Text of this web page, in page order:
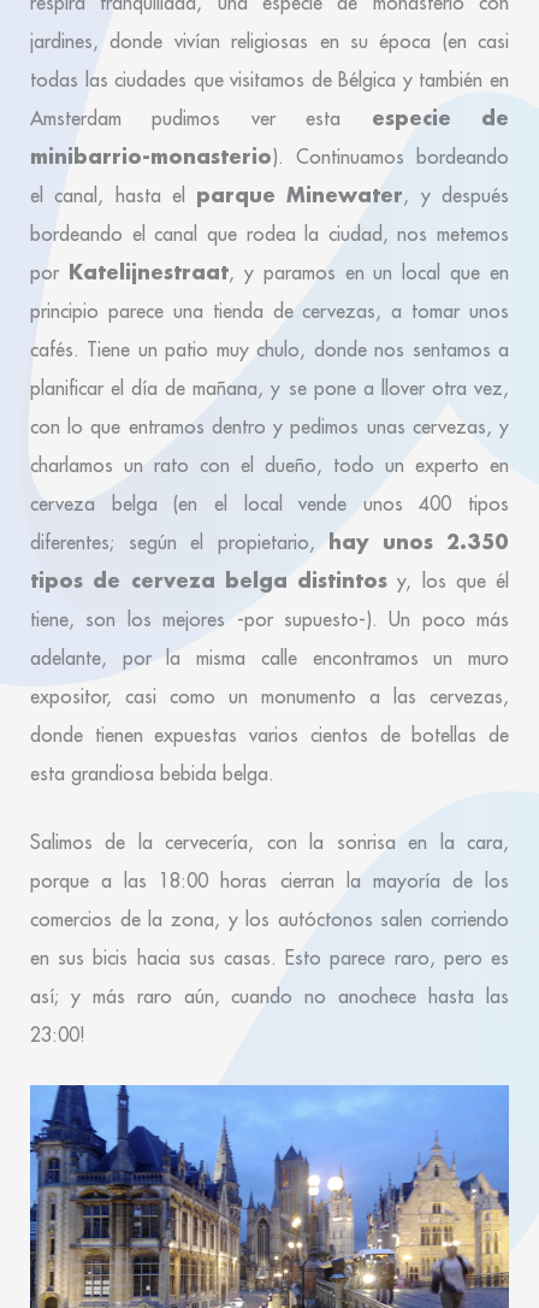
jardines, donde vivían religiosas en su época (en casi
todas las ciudades que visitamos de Bélgica y también en
Amsterdam pudimos ver esta especie de
minibarrio-monasterio). Continuamos bordeando
el canal, hasta el parque Minewater, y después
bordeando el canal que rodea la ciudad, nos metemos
por Katelijnestraat, y paramos en un local que en
principio parece una tienda de cervezas, a tomar unos
cafés. Tiene un patio muy chulo, donde nos sentamos a
planificar el día de mañana, y se pone a llover otra vez,
con lo que entramos dentro y pedimos unas cervezas, y
charlamos un rato con el dueño, todo un experto en
cerveza belga (en el local vende unos 400 tipos
diferentes; según el propietario,
hay unos 2.350
tipos de cerveza belga distintos y, los que él
tiene, son los mejores -por supuesto-). Un poco más
adelante, por la misma calle encontramos un muro
expositor, casi como un monumento a las cervezas,
donde tienen expuestas varios cientos de botellas de
esta grandiosa bebida belga.
Salimos de la cervecería, con la sonrisa en la cara,
porque a las 18:00 horas cierran la mayoría de los
comercios de la zona, y los autóctonos salen corriendo
en sus bicis hacia sus casas. Esto parece raro, pero es
así; y más raro aún, cuando no anochece hasta las
23:00!